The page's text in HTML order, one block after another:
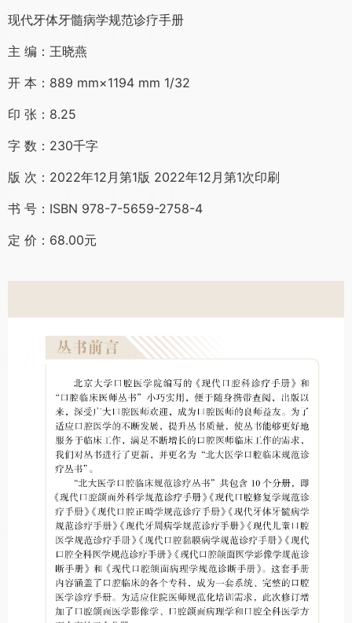
现代牙体牙髓病学规范诊疗手册
主 编：王晓燕
开 本：889 mm×1194 mm 1/32
印 张：8.25
字 数：230千字
版 次：2022年12月第1版 2022年12月第1次印刷
书 号：ISBN 978-7-5659-2758-4
定 价：68.00元